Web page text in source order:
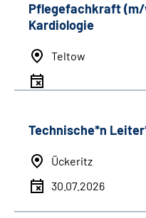
Pflegefachkraft
Kardiologie
Teltow
Technische*n
Ückeritz
30.07.2026